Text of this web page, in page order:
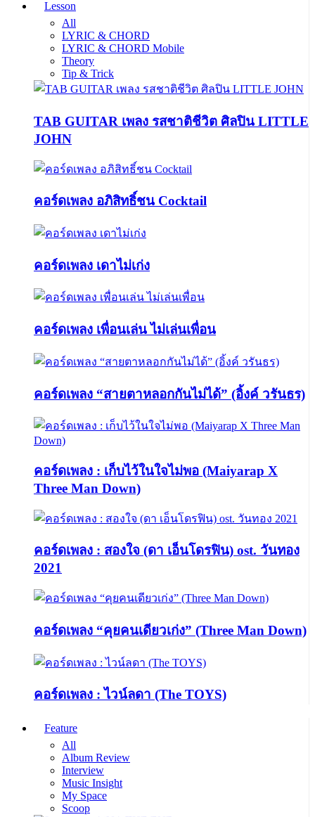
Lesson
All
LYRIC & CHORD
LYRIC & CHORD Mobile
Theory
Tip & Trick
TAB GUITAR เพลง รสชาติชีวิต ศิลปิน LITTLE
JOHN
คอร์ดเพลง อภิสิทธิ์ชน Cocktail
คอร์ดเพลง เดาไม่เก่ง
คอร์ดเพลง เพื่อนเล่น ไม่เล่นเพื่อน
คอร์ดเพลง “สายตาหลอกกันไม่ได้” (อิ้งค์ วรันธร)
คอร์ดเพลง : เก็บไว้ในใจไม่พอ (Maiyarap X
Three Man Down)
คอร์ดเพลง : สองใจ (ดา เอ็นโดรฟิน) ost. วันทอง
2021
คอร์ดเพลง “คุยคนเดียวเก่ง” (Three Man Down)
คอร์ดเพลง : ไวน์ลดา (The TOYS)
Feature
All
Album Review
Interview
Music Insight
My Space
Scoop